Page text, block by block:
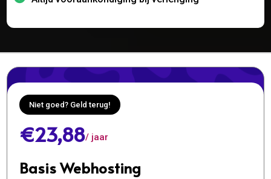
Niet goed? Geld terug!
€23,88/ jaar
Basis Webhosting